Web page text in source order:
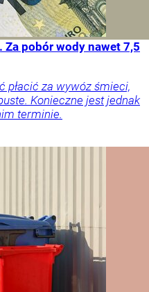
pobór wody nawet 7,5
płacić za wywóz śmieci,
Konieczne jest jednak
terminie.